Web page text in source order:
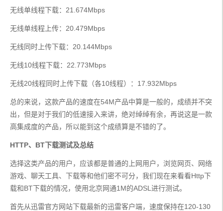
无线单线程下载：21.674Mbps
无线单线程上传：20.479Mbps
无线同时上传下载：20.144Mbps
无线10线程下载：22.773Mbps
无线20线程同时上传下载（各10线程）：17.932Mbps
总的来说，这款产品的速度在54M产品中算是一般的，成绩并不突
出，但是对于我们的低速接入来讲，绝对绰绰有余，再说这是一款
高集成度的产品，所以能到这个成绩算是不错的了。
HTTP、BT下载测试及总结
选择这类产品的用户，应该都是普通的上网用户，浏览网页、网络
游戏、聊天工具、下载等和他们密不可分，我们现在来看看Http下
载和BT下载的情况，使用北京网通1M的ADSL进行测试。
首先从迅雷官方网站下载最新的迅雷客户端，速度保持在120-130